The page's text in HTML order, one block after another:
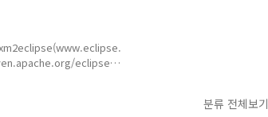
eclipse-
m2eclipse.sonatype.
분류 전체보기